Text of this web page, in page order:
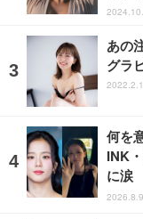
あの
グラ
何を
INK
に涙